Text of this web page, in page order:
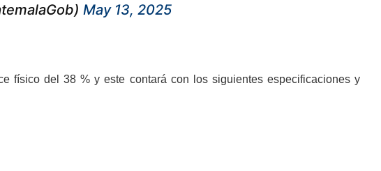
May 13, 2025
físico del 38 % y este contará con los siguientes especificaciones y